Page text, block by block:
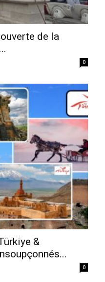
de la
0
&
0